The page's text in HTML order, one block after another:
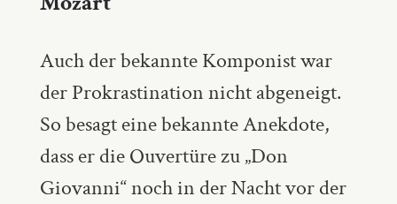
Auch der bekannte Komponist war
der Prokrastination nicht abgeneigt.
So besagt eine bekannte Anekdote,
dass er die Ouvertüre zu „Don
Giovanni“ noch in der Nacht vor der